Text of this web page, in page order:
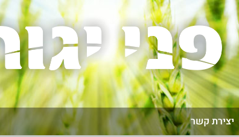
יצירת קשר